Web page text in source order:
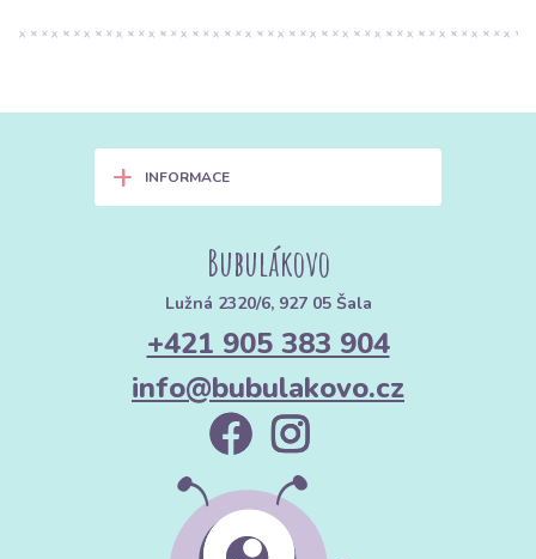
+ INFORMACE
Bubulákovo
Lužná 2320/6, 927 05 Šala
+421 905 383 904
info@bubulakovo.cz